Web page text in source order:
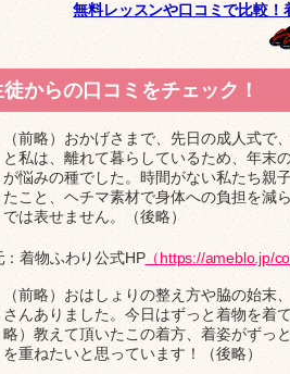
無料レッスンや口コミで比較
徒からの口コミをチェック！
（前略）おかげさまで、先日の成人式
と私は、離れて暮らしているため、年末
が悩みの種でした。時間がない私たち親
たこと、ヘチマ素材で身体への負担を減
では表せません。（後略）
：着物ふわり公式HP（https://ameblo.jp/
（前略）おはしょりの整え方や脇の始末
さんありました。今日はずっと着物を着
略）教えて頂いたこの着方、着姿がずっ
を重ねたいと思っています！（後略）